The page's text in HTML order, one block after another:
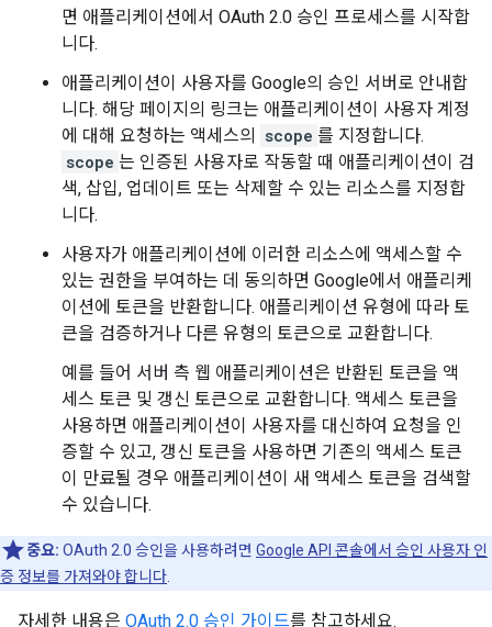
면 애플리케이션에서 OAuth 2.0 승인 프로세스를 시작합
니다.
애플리케이션이 사용자를 Google의 승인 서버로 안내합
니다. 해당 페이지의 링크는 애플리케이션이 사용자 계정
에 대해 요청하는 액세스의
scope 를 지정합니다.
scope 는 인증된 사용자로 작동할 때 애플리케이션이 검
색, 삽입, 업데이트 또는 삭제할 수 있는 리소스를 지정합
니다.
사용자가 애플리케이션에 이러한 리소스에 액세스할 수
있는 권한을 부여하는 데 동의하면 Google에서 애플리케
이션에 토큰을 반환합니다. 애플리케이션 유형에 따라 토
큰을 검증하거나 다른 유형의 토큰으로 교환합니다.
예를 들어 서버 측 웹 애플리케이션은 반환된 토큰을 액
세스 토큰 및 갱신 토큰으로 교환합니다. 액세스 토큰을
사용하면 애플리케이션이 사용자를 대신하여 요청을 인
증할 수 있고, 갱신 토큰을 사용하면 기존의 액세스 토큰
이 만료될 경우 애플리케이션이 새 액세스 토큰을 검색할
수 있습니다.
중요: OAuth 2.0 승인을 사용하려면 Google API 콘솔에서 승인 사용자 인
증 정보를 가져와야 합니다
자세한 내용은 OAuth 2.0 승인 가이드를 참고하세요.